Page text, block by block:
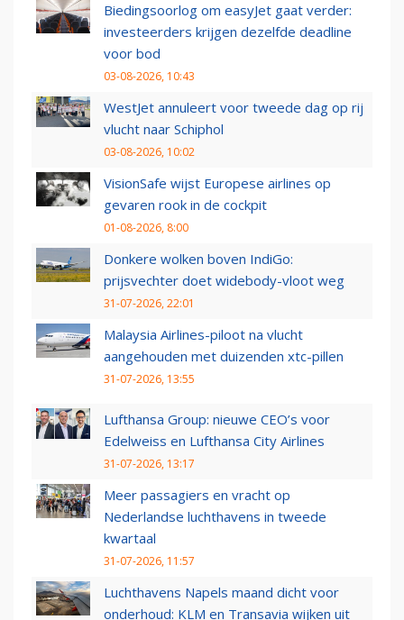
Biedingsoorlog om easyJet gaat verder:
investeerders krijgen dezelfde deadline
voor bod
03-08-2026, 10:43
WestJet annuleert voor tweede dag op rij
vlucht naar Schiphol
03-08-2026, 10:02
VisionSafe wijst Europese airlines op
gevaren rook in de cockpit
01-08-2026, 8:00
Donkere wolken boven IndiGo:
prijsvechter doet widebody-vloot weg
31-07-2026, 22:01
Malaysia Airlines-piloot na vlucht
aangehouden met duizenden xtc-pillen
31-07-2026, 13:55
Lufthansa Group: nieuwe CEO’s voor
Edelweiss en Lufthansa City Airlines
31-07-2026, 13:17
Meer passagiers en vracht op
Nederlandse luchthavens in tweede
kwartaal
31-07-2026, 11:57
Luchthavens Napels maand dicht voor
onderhoud: KLM en Transavia wijken uit